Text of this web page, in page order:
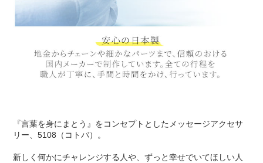
『言葉を身にまとう』をコンセプトとしたメッセージアクセサ
リー、5108（コトバ）。
新しく何かにチャレンジする人や、ずっと幸せでいてほしい人